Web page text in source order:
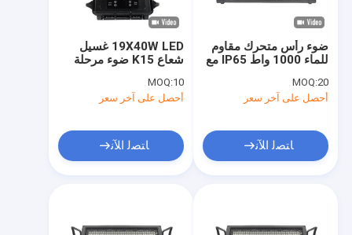
19X40W LED غسيل
شعاع K15 ضوء مرحلة
MOQ:10
أحصل على آخر سعر
ﺎﺘﺼﻟ ﺍﻶﻧ
ضوء رأس متحرك مقاوم
للماء 1000 واط IP65 مع
576 حبة ضوء ستروبMOQ:20
أحصل على آخر سعر
ﺎﺘﺼﻟ ﺍﻶﻧ